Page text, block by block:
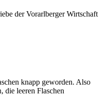
der Vorarlberger Wirtschaft
knapp geworden. Also
die leeren Flaschen